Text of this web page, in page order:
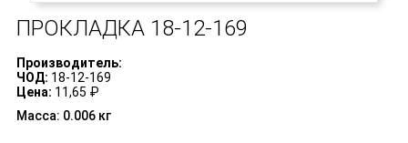
ПРОКЛАДКА18-12-169
Производитель:
ЧОД: 18-12-169
Цена: 11,65 ₽
Масса: 0.006 кг